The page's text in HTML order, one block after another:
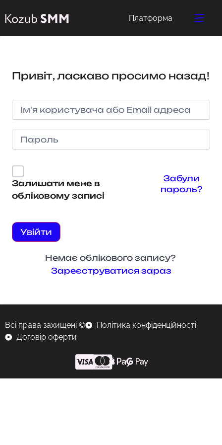
Платформа
Привіт, ласкаво просимо назад!
Залишати мене в
обліковому записі
Забули
пароль?
Увійти
Немає облікового запису?
Зареєструватися зараз
Всі права захищені ©
Політика конфіденційності
Договір оферти